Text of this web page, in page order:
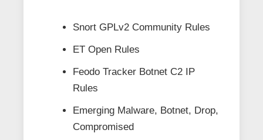
Snort GPLv2 Community Rules
ET Open Rules
Feodo Tracker Botnet C2 IP
Rules
Emerging Malware, Botnet, Drop,
Compromised